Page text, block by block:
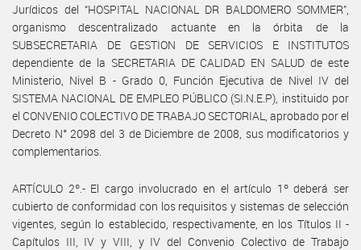
Jurídicos del “HOSPITAL NACIONAL DR BALDOMERO SOMMER”,
organismo descentralizado actuante en la órbita de la
SUBSECRETARIA DE GESTION DE SERVICIOS E INSTITUTOS
dependiente de la SECRETARIA DE CALIDAD EN SALUD de este
Ministerio, Nivel B - Grado 0, Función Ejecutiva de Nivel IV del
SISTEMA NACIONAL DE EMPLEO PÚBLICO (SI.N.E.P), instituido por
el CONVENIO COLECTIVO DE TRABAJO SECTORIAL, aprobado por el
Decreto N° 2098 del 3 de Diciembre de 2008, sus modificatorios y
complementarios.
ARTÍCULO 2º.- El cargo involucrado en el artículo 1º deberá ser
cubierto de conformidad con los requisitos y sistemas de selección
vigentes, según lo establecido, respectivamente, en los Títulos II -
Capítulos III, IV y VIII, y IV del Convenio Colectivo de Trabajo